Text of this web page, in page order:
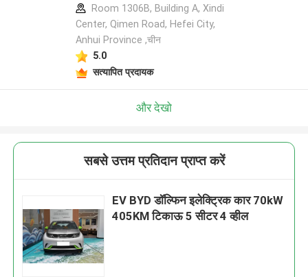
Room 1306B, Building A, Xindi
Center, Qimen Road, Hefei City,
Anhui Province ,चीन
5.0
सत्यापित प्रदायक
और देखो
सबसे उत्तम प्रतिदान प्राप्त करें
EV BYD डॉल्फिन इलेक्ट्रिक कार 70kW
405KM टिकाऊ 5 सीटर 4 व्हील